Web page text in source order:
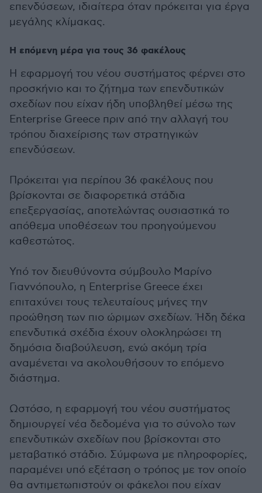
επενδύσεων, ιδιαίτερα όταν πρόκειται για έργα
μεγάλης κλίμακας.
Η επόμενη μέρα για τους 36 φακέλους
Η εφαρμογή του νέου συστήματος φέρνει στο
προσκήνιο και το ζήτημα των επενδυτικών
σχεδίων που είχαν ήδη υποβληθεί μέσω της
Enterprise Greece πριν από την αλλαγή του
τρόπου διαχείρισης των στρατηγικών
επενδύσεων.
Πρόκειται για περίπου 36 φακέλους που
βρίσκονται σε διαφορετικά στάδια
επεξεργασίας, αποτελώντας ουσιαστικά το
απόθεμα υποθέσεων του προηγούμενου
καθεστώτος.
Υπό τον διευθύνοντα σύμβουλο Μαρίνο
Γιαννόπουλο, η Enterprise Greece έχει
επιταχύνει τους τελευταίους μήνες την
προώθηση των πιο ώριμων σχεδίων. Ήδη δέκα
επενδυτικά σχέδια έχουν ολοκληρώσει τη
δημόσια διαβούλευση, ενώ ακόμη τρία
αναμένεται να ακολουθήσουν το επόμενο
διάστημα.
Ωστόσο, η εφαρμογή του νέου συστήματος
δημιουργεί νέα δεδομένα για το σύνολο των
επενδυτικών σχεδίων που βρίσκονται στο
μεταβατικό στάδιο. Σύμφωνα με πληροφορίες,
παραμένει υπό εξέταση ο τρόπος με τον οποίο
θα αντιμετωπιστούν οι φάκελοι που είχαν